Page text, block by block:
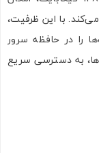
می‌کند. با این ظرفیت،
را در حافظه سرور
به دسترسی سریع